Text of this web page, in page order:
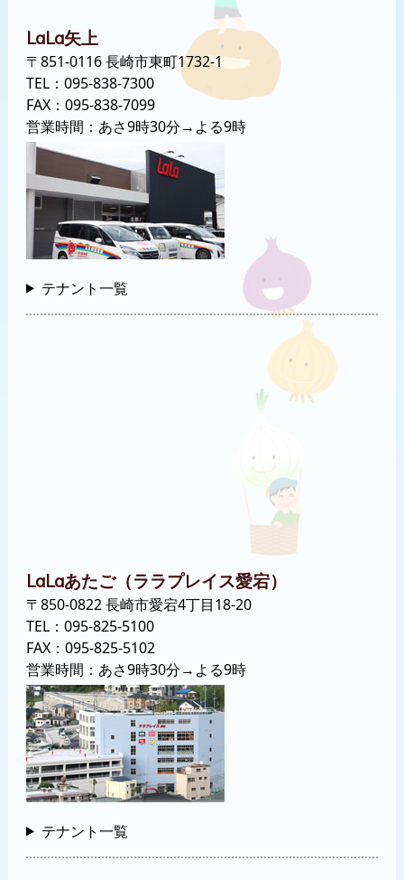
LaLa矢上
〒851-0116 長崎市東町1732-1
TEL： 095-838-7300
FAX：095-838-7099
営業時間：あさ9時30分→よる9時
テナント一覧
LaLaあたご（ララプレイス愛宕）
〒850-0822 長崎市愛宕4丁目18-20
TEL： 095-825-5100
FAX：095-825-5102
営業時間：あさ9時30分→よる9時
テナント一覧